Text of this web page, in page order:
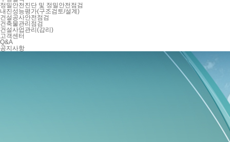
정밀안전진단 및 정밀안전점검
내진성능평가(구조검토/설계)
건설공사안전점검
건축물관리점검
건설사업관리(감리)
고객센터
Q&A
공지사항